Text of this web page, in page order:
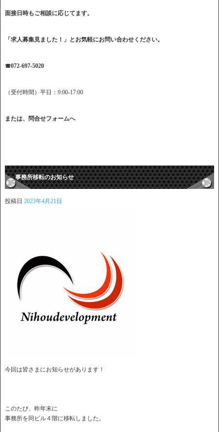
面接日時もご相談に応じてます。
「求人募集見ました！」とお気軽にお問い合わせください。
☎072-697-5020
（受付時間）平日：9:00-17:00
または、 問合せフォームへ
事務所移転のお知らせ
投稿日 2023年4月21日
今回は皆さまにお知らせがあります！
このたび、昨年末に
事務所を同ビル４階に移転しました。